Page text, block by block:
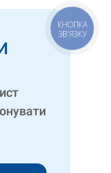
КНОПКА
ЗВ'ЯЗКУ